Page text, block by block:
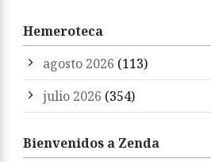
Hemeroteca
agosto 2026 (113)
julio 2026 (354)
Bienvenidos a Zenda